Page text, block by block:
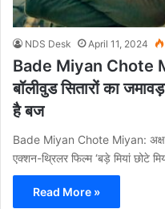
NDS Desk April 11, 2024
Bade Miyan Chote
बॉलीवुड सितारों का
है बज
Bade Miyan Chote Miyan: अक्षय
एक्शन-थ्रिलर फिल्म ‘बड़े मियां छोटे
Read More »